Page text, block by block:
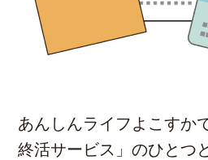
あんしんライフよこすか
終活サービス」のひとつ